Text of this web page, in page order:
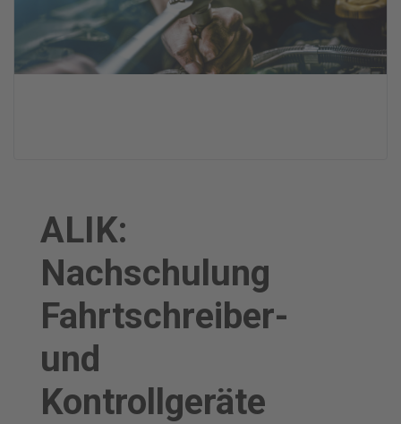
ALIK:
Nachschulung
Fahrtschreiber-
und
Kontrollgeräte